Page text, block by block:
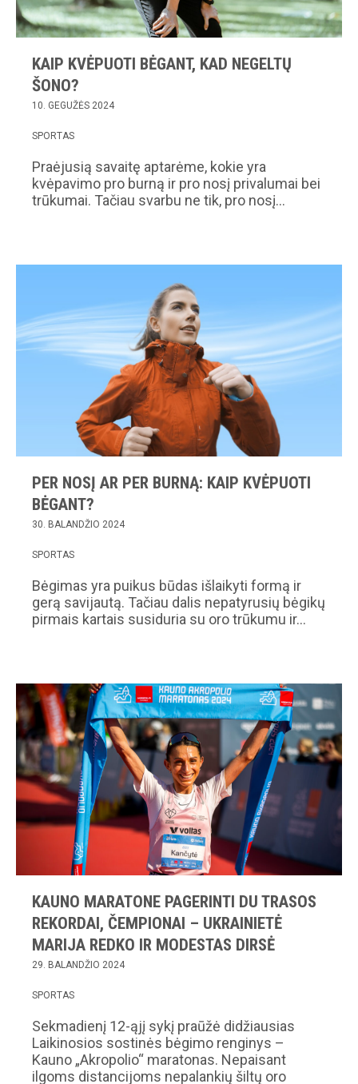
KAIP KVĖPUOTI BĖGANT, KAD NEGELTŲ
ŠONO?
10. GEGUŽĖS 2024
SPORTAS
Praėjusią savaitę aptarėme, kokie yra
kvėpavimo pro burną ir pro nosį privalumai bei
trūkumai. Tačiau svarbu ne tik, pro nosį…
PER NOSĮ AR PER BURNĄ: KAIP KVĖPUOTI
BĖGANT?
30. BALANDŽIO 2024
SPORTAS
Bėgimas yra puikus būdas išlaikyti formą ir
gerą savijautą. Tačiau dalis nepatyrusių bėgikų
pirmais kartais susiduria su oro trūkumu ir…
KAUNO MARATONE PAGERINTI DU TRASOS
REKORDAI, ČEMPIONAI – UKRAINIETĖ
MARIJA REDKO IR MODESTAS DIRSĖ
29. BALANDŽIO 2024
SPORTAS
Sekmadienį 12-ąjį sykį praūžė didžiausias
Laikinosios sostinės bėgimo renginys –
Kauno „Akropolio“ maratonas. Nepaisant
ilgoms distancijoms nepalankių šiltų oro